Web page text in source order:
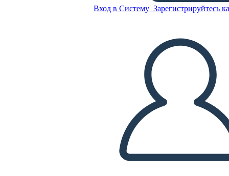
Вход в Систему Зарегистрируйтесь
СОЗДАТЬ РАСКАДРОВКУ
ВОСПРОИЗВЕСТИ СЛАЙД-ШОУ
ПОЧИТАЙ МНЕ